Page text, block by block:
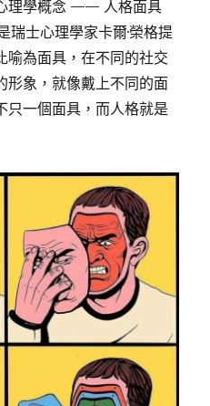
理學概念 —— 人格面具
瑞士心理學家卡爾·榮格提
喻為面具，在不同的社交
形象，就像戴上不同的面
只一個面具，而人格就是